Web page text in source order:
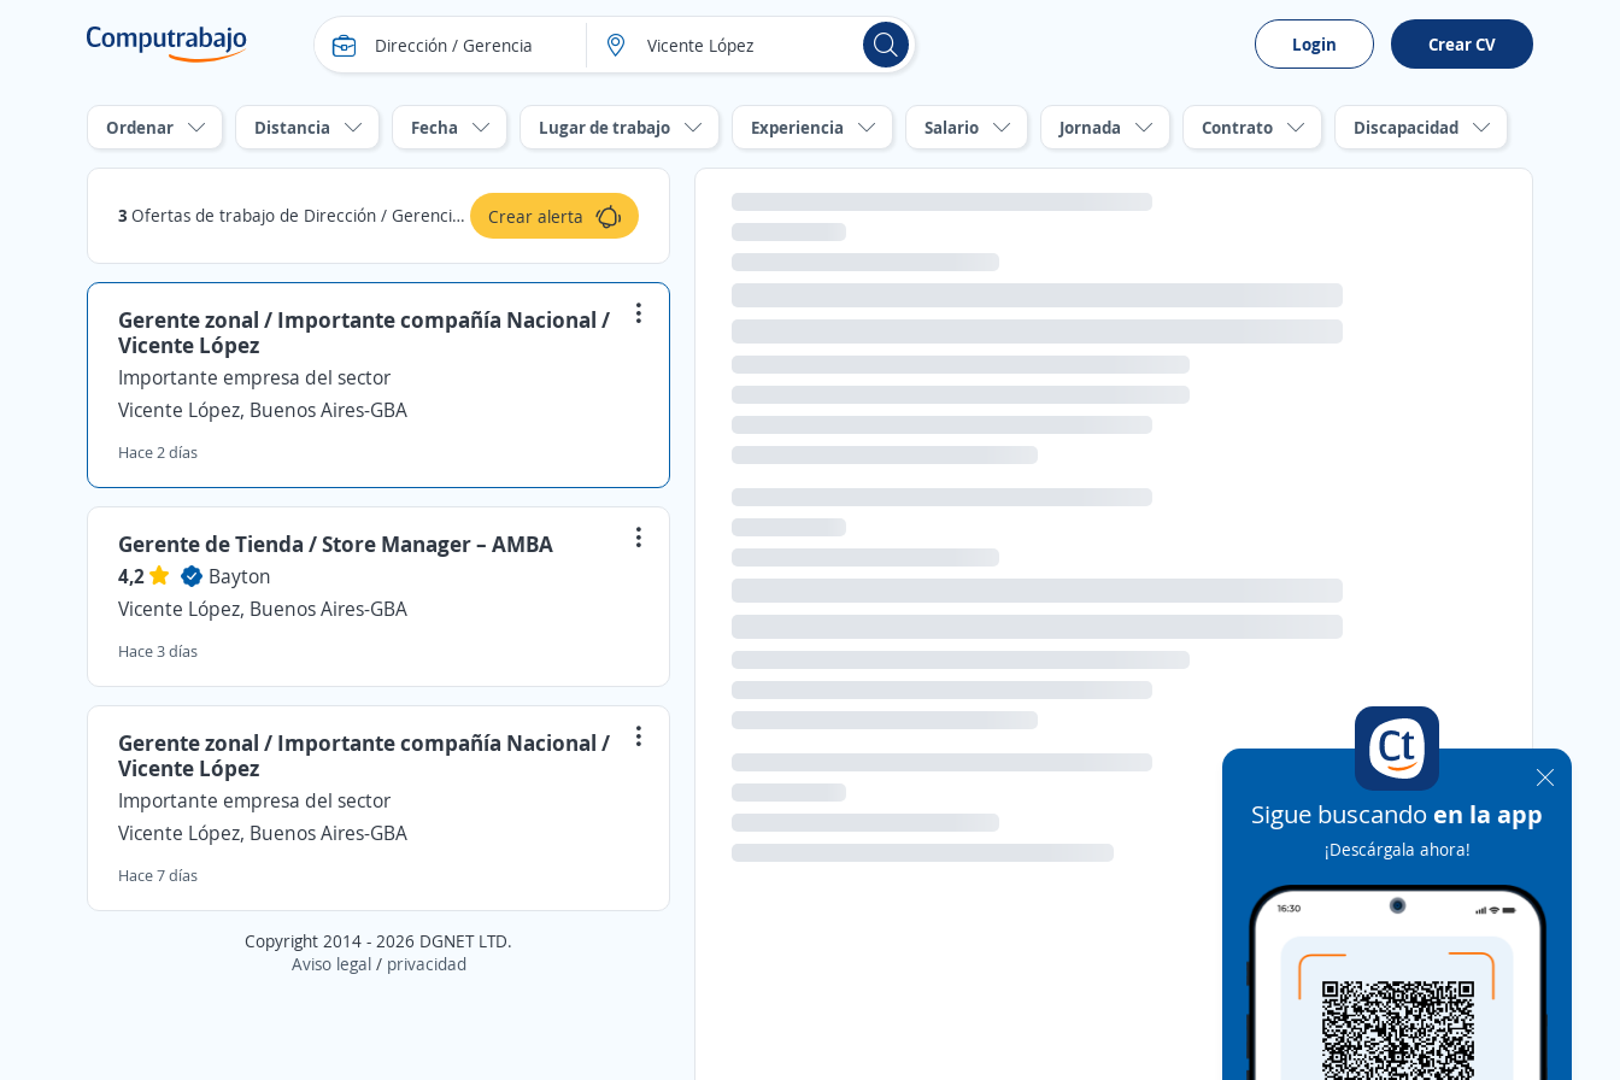
Login Crear CV
Ordenar Distancia Fecha Lugar de trabajo Experiencia Salario Jornada Contrato Discapacidad
3 Ofertas de trabajo de Dirección / Gerencia en Vicente López, Buenos Aires-GBA Crear alerta
Gerente zonal / Importante compañía Nacional /
Vicente López
Importante empresa del sector
Vicente López, Buenos Aires-GBA
Hace 2 días
Gerente de Tienda / Store Manager – AMBA
4,2
Bayton
Vicente López, Buenos Aires-GBA
Hace 3 días
Gerente zonal / Importante compañía Nacional /
Vicente López
Importante empresa del sector
Vicente López, Buenos Aires-GBA
Hace 7 días
Copyright 2014 - 2026 DGNET LTD.
Aviso legal/ privacidad
Sigue buscando en la app
¡Descárgala ahora!